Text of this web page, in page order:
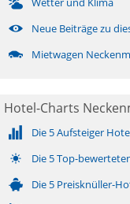
Neue Beiträge zu
Mietwagen
Hotel-Charts
Die 5 Aufsteiger
Die 5 Top-
Die 5 Preisknüller-